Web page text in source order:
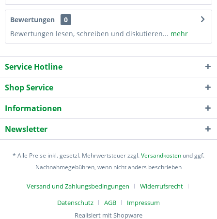
Bewertungen
0
Bewertungen lesen, schreiben und diskutieren... mehr
Service Hotline
Shop Service
Informationen
Newsletter
* Alle Preise inkl. gesetzl. Mehrwertsteuer zzgl.Versandkosten und ggf.
Nachnahmegebühren, wenn nicht anders beschrieben
Versand und Zahlungsbedingungen
Widerrufsrecht
Datenschutz
AGB
Impressum
Realisiert mit Shopware